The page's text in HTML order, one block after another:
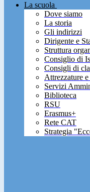
La scuola
Dove siamo
La storia
Gli indirizzi
Dirigente e
Struttura
Consiglio di
Consigli di
Attrezzature
Servizi
Biblioteca
RSU
Erasmus+
Rete CAT
Strategia